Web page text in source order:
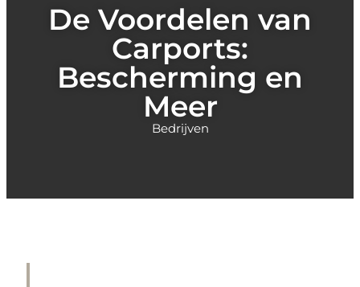
De Voordelen van
Carports:
Bescherming en
Meer
Bedrijven